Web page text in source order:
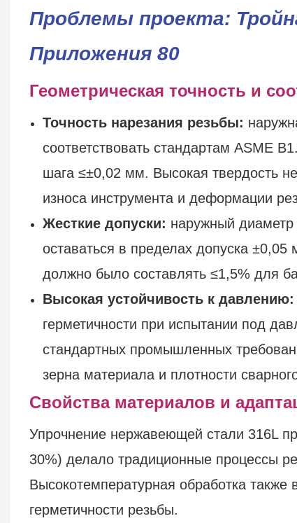
Проблемы проекта:
Приложения 80
Геометрическая точность и
Точность нарезания резьбы:
соответствовать стандартам ASME
шага ≤±0,02 мм. Высокая твердость
износа инструмента и деформации
Жесткие допуски: наружный
оставаться в пределах допуска
должно было составлять ≤1,5% для
Высокая устойчивость к давлению:
герметичности при испытании под
стандартных промышленных
зерна материала и плотности
Свойства материалов и
Упрочнение нержавеющей стали 316L
30%) делало традиционные процессы
Высокотемпературная обработка
герметичности резьбы.